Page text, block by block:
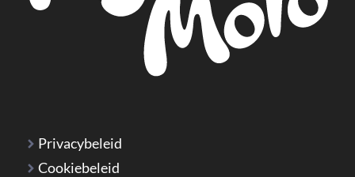
Privacybeleid
Cookiebeleid